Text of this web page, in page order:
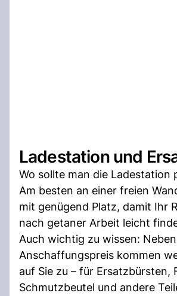
Ladestation und
Wo sollte man die Ladestation
Am besten an einer freien
mit genügend Platz, damit Ihr
nach getaner Arbeit leicht
Auch wichtig zu wissen:
Anschaffungspreis kommen
auf Sie zu – für Ersatzbürsten,
Schmutzbeutel und andere